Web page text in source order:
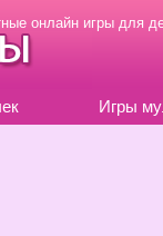
онлайн игры для
Игры